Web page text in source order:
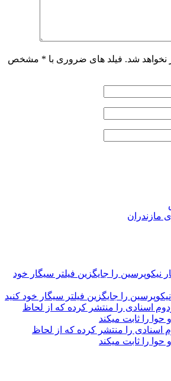
نخواهد شد. فیلد های ضروری با * مشخص
مازندران
را جایگزین فیلتر سیگار خود کنید
اسنادی را منتشر کرده که از لحاظ
حوا را ثابت میکند